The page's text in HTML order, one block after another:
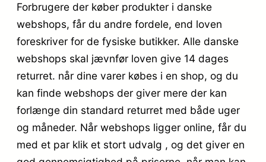
Forbrugere der køber produkter i danske
webshops, får du andre fordele, end loven
foreskriver for de fysiske butikker. Alle danske
webshops skal jævnfør loven give 14 dages
returret. når dine varer købes i en shop, og du
kan finde webshops der giver mere der kan
forlænge din standard returret med både uger
og måneder. Når webshops ligger online, får du
med et par klik et stort udvalg , og det giver en